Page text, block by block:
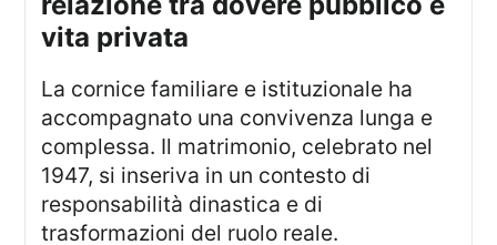
vita privata
La cornice familiare e istituzionale ha
accompagnato una convivenza lunga e
complessa. Il matrimonio, celebrato nel
1947, si inseriva in un contesto di
responsabilità dinastica e di
trasformazioni del ruolo reale.